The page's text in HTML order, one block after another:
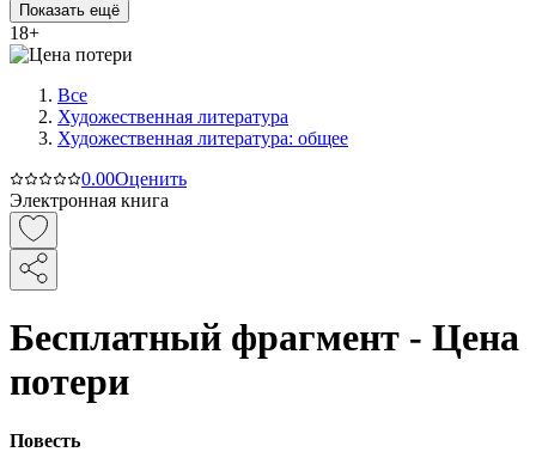
Показать ещё
18+
Все
Художественная литература
Художественная литература: общее
0.00Оценить
Электронная книга
Бесплатный фрагмент - Цена
потери
Повесть